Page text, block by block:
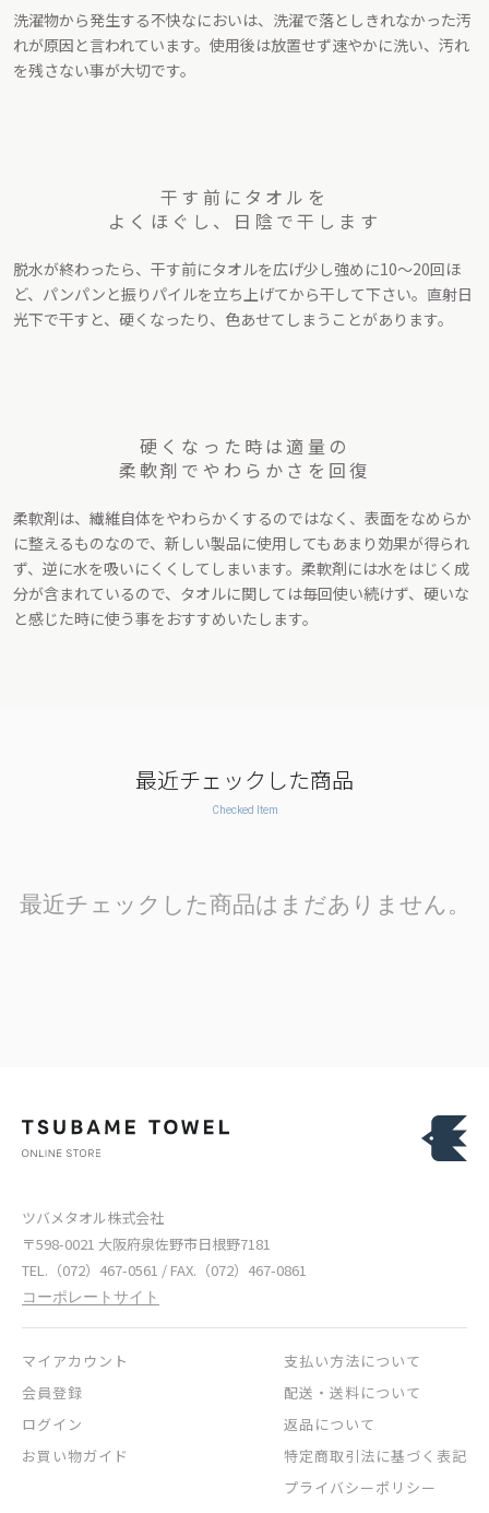
洗濯物から発生する不快なにおいは、洗濯で落としきれなかった汚
れが原因と言われています。使用後は放置せず速やかに洗い、汚れ
を残さない事が大切です。
干す前にタオルを
よくほぐし、日陰で干します
脱水が終わったら、干す前にタオルを広げ少し強めに10〜20回ほ
ど、パンパンと振りパイルを立ち上げてから干して下さい。直射日
光下で干すと、硬くなったり、色あせてしまうことがあります。
硬くなった時は適量の
柔軟剤でやわらかさを回復
柔軟剤は、繊維自体をやわらかくするのではなく、表面をなめらか
に整えるものなので、新しい製品に使用してもあまり効果が得られ
ず、逆に水を吸いにくくしてしまいます。柔軟剤には水をはじく成
分が含まれているので、タオルに関しては毎回使い続けず、硬いな
と感じた時に使う事をおすすめいたします。
最近チェックした商品
Checked Item
最近チェックした商品はまだありません。
ツバメタオル株式会社
〒598-0021 大阪府泉佐野市日根野7181
TEL.（072）467-0561 / FAX.（072）467-0861
コーポレートサイト
マイアカウント
会員登録
ログイン
お買い物ガイド
支払い方法について
配送・送料について
返品について
特定商取引法に基づく表記
プライバシーポリシー